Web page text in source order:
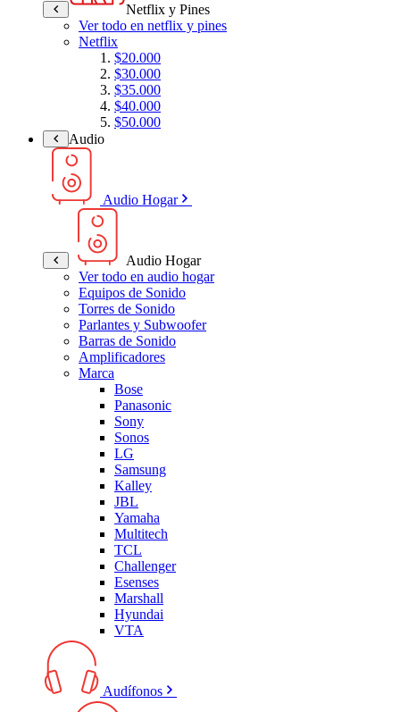
Netflix y Pines
Ver todo en netflix y pines
Netflix
$20.000
$30.000
$35.000
$40.000
$50.000
Audio
Audio Hogar
Audio Hogar
Ver todo en audio hogar
Equipos de Sonido
Torres de Sonido
Parlantes y Subwoofer
Barras de Sonido
Amplificadores
Marca
Bose
Panasonic
Sony
Sonos
LG
Samsung
Kalley
JBL
Yamaha
Multitech
TCL
Challenger
Esenses
Marshall
Hyundai
VTA
Audífonos